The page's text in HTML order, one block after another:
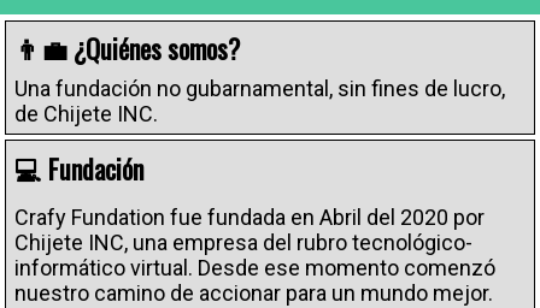
👨‍💼 ¿Quiénes somos?
Una fundación no gubarnamental, sin fines de lucro,
de Chijete INC.
💻 Fundación
Crafy Fundation fue fundada en Abril del 2020 por
Chijete INC, una empresa del rubro tecnológico-
informático virtual. Desde ese momento comenzó
nuestro camino de accionar para un mundo mejor.